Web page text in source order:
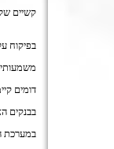
קשיים
בפיקוח
דומים
בבנקים
במערכת